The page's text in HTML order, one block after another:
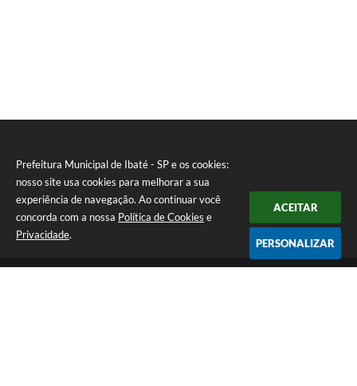
Prefeitura Municipal de Ibaté - SP e os cookies:
nosso site usa cookies para melhorar a sua
experiência de navegação. Ao continuar você
concorda com a nossa Política de Cookies e
Privacidade.
ACEITAR
PERSONALIZAR